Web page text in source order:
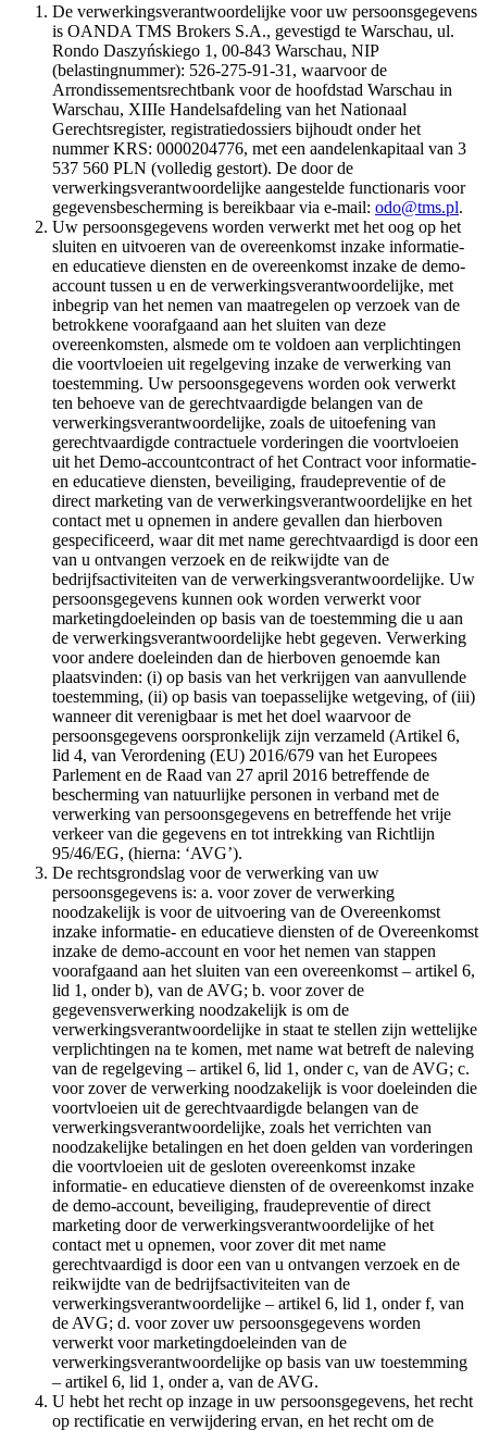
De verwerkingsverantwoordelijke voor uw persoonsgegevens
is OANDA TMS Brokers S.A., gevestigd te Warschau, ul.
Rondo Daszyńskiego 1, 00-843 Warschau, NIP
(belastingnummer): 526-275-91-31, waarvoor de
Arrondissementsrechtbank voor de hoofdstad Warschau in
Warschau, XIIIe Handelsafdeling van het Nationaal
Gerechtsregister, registratiedossiers bijhoudt onder het
nummer KRS: 0000204776, met een aandelenkapitaal van 3
537 560 PLN (volledig gestort). De door de
verwerkingsverantwoordelijke aangestelde functionaris voor
gegevensbescherming is bereikbaar via e-mail: odo@tms.pl.
Uw persoonsgegevens worden verwerkt met het oog op het
sluiten en uitvoeren van de overeenkomst inzake informatie-
en educatieve diensten en de overeenkomst inzake de demo-
account tussen u en de verwerkingsverantwoordelijke, met
inbegrip van het nemen van maatregelen op verzoek van de
betrokkene voorafgaand aan het sluiten van deze
overeenkomsten, alsmede om te voldoen aan verplichtingen
die voortvloeien uit regelgeving inzake de verwerking van
toestemming. Uw persoonsgegevens worden ook verwerkt
ten behoeve van de gerechtvaardigde belangen van de
verwerkingsverantwoordelijke, zoals de uitoefening van
gerechtvaardigde contractuele vorderingen die voortvloeien
uit het Demo-accountcontract of het Contract voor informatie-
en educatieve diensten, beveiliging, fraudepreventie of de
direct marketing van de verwerkingsverantwoordelijke en het
contact met u opnemen in andere gevallen dan hierboven
gespecificeerd, waar dit met name gerechtvaardigd is door een
van u ontvangen verzoek en de reikwijdte van de
bedrijfsactiviteiten van de verwerkingsverantwoordelijke. Uw
persoonsgegevens kunnen ook worden verwerkt voor
marketingdoeleinden op basis van de toestemming die u aan
de verwerkingsverantwoordelijke hebt gegeven. Verwerking
voor andere doeleinden dan de hierboven genoemde kan
plaatsvinden: (i) op basis van het verkrijgen van aanvullende
toestemming, (ii) op basis van toepasselijke wetgeving, of (iii)
wanneer dit verenigbaar is met het doel waarvoor de
persoonsgegevens oorspronkelijk zijn verzameld (Artikel 6,
lid 4, van Verordening (EU) 2016/679 van het Europees
Parlement en de Raad van 27 april 2016 betreffende de
bescherming van natuurlijke personen in verband met de
verwerking van persoonsgegevens en betreffende het vrije
verkeer van die gegevens en tot intrekking van Richtlijn
95/46/EG, (hierna: ‘AVG’).
De rechtsgrondslag voor de verwerking van uw
persoonsgegevens is: a. voor zover de verwerking
noodzakelijk is voor de uitvoering van de Overeenkomst
inzake informatie- en educatieve diensten of de Overeenkomst
inzake de demo-account en voor het nemen van stappen
voorafgaand aan het sluiten van een overeenkomst – artikel 6,
lid 1, onder b), van de AVG; b. voor zover de
gegevensverwerking noodzakelijk is om de
verwerkingsverantwoordelijke in staat te stellen zijn wettelijke
verplichtingen na te komen, met name wat betreft de naleving
van de regelgeving – artikel 6, lid 1, onder c, van de AVG; c.
voor zover de verwerking noodzakelijk is voor doeleinden die
voortvloeien uit de gerechtvaardigde belangen van de
verwerkingsverantwoordelijke, zoals het verrichten van
noodzakelijke betalingen en het doen gelden van vorderingen
die voortvloeien uit de gesloten overeenkomst inzake
informatie- en educatieve diensten of de overeenkomst inzake
de demo-account, beveiliging, fraudepreventie of direct
marketing door de verwerkingsverantwoordelijke of het
contact met u opnemen, voor zover dit met name
gerechtvaardigd is door een van u ontvangen verzoek en de
reikwijdte van de bedrijfsactiviteiten van de
verwerkingsverantwoordelijke – artikel 6, lid 1, onder f, van
de AVG; d. voor zover uw persoonsgegevens worden
verwerkt voor marketingdoeleinden van de
verwerkingsverantwoordelijke op basis van uw toestemming
– artikel 6, lid 1, onder a, van de AVG.
U hebt het recht op inzage in uw persoonsgegevens, het recht
op rectificatie en verwijdering ervan, en het recht om de